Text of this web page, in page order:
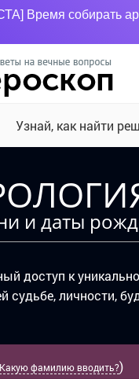
собирать
Узнай, как найти
и даты
доступ к
судьбе, личности,
Какую фамилию вводить?)